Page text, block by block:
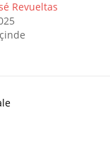
Revueltas